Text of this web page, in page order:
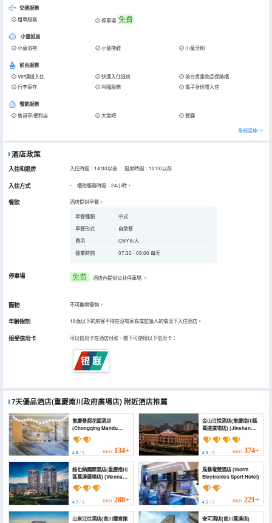
交通服務
租車服務 停車場 免費
小童設施
小童浴袍 小童拖鞋 小童牙刷
前台服務
VIP通道入住 快速入住退房
前台貴重物品保險櫃
行李寄存
叫醒服務 電子身份證入住
餐飲服務
售貨亭/便利店 大堂吧 餐廳
全部設施
酒店政策
入住和退房 入住時間：14:00以後 退房時間：12:00以前
入住方式 櫃枱服務時間：24小時。
餐飲 酒店提供早餐。
早餐種類
中式
早餐形式
自助餐
費用
CNY 8/人
營業時間
07:30 - 09:00 每天
停車場 免费 酒店內提供公共停車場 。
寵物 不可攜帶寵物。
年齡限制 18歲以下的房客不得在沒有家長或監護人的情況下入住酒店。
接受信用卡 可以信用卡在酒店付款，閣下可使用以下信用卡：
7天優品酒店(重慶南川政府廣場店) 附近酒店推薦
重慶曼都花園酒店
(Chongqing Mandu
Garden Hotel)
4.8 / 5 HKD 134+
金山江悅酒店(重慶南川區
萬達廣場店) (Jinshan
Jiangyue Hotel)
4.9/ 5 HKD 374+
維也納國際酒店(重慶南川
區萬達廣場店) (Vienna
International Hotel
(Nanchuan District
Wanda Plaza))
4.7 / 5 HKD 288+
風暴電競酒店 (Storm
Electronics Sport Hotel)
4.5/ 5 HKD 221+
山來江往酒店(南川體育館
安可酒店(南川萬達店)